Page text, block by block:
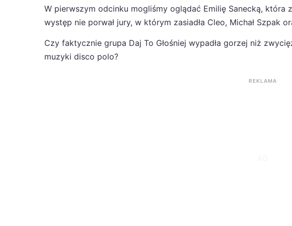
W pierwszym odcinku mogliśmy oglądać Emilię Sanecką, która
występ nie porwał jury, w którym zasiadła Cleo, Michał Szpak
Czy faktycznie grupa Daj To Głośniej wypadła gorzej niż
muzyki disco polo?
REKLAMA